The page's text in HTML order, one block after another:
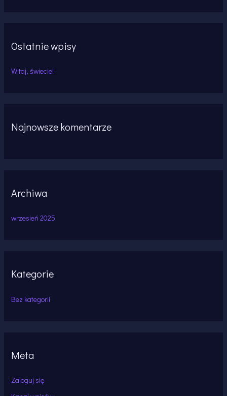
a
d
Ostatnie wpisy
Witaj, świecie!
Najnowsze komentarze
Archiwa
wrzesień 2025
Kategorie
Bez kategorii
Meta
Zaloguj się